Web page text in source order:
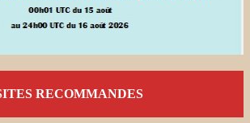
RECOMMANDES